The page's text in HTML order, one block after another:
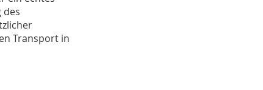
des
Transport in